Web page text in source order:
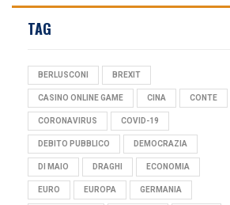
TAG
BERLUSCONI BREXIT
CASINO ONLINE GAME CINA CONTE
CORONAVIRUS COVID-19
DEBITO PUBBLICO DEMOCRAZIA
DI MAIO DRAGHI ECONOMIA
EURO EUROPA GERMANIA